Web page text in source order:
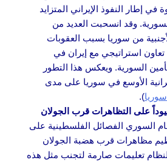
في إطار النفوذ الإيراني المتزايد
وقد انسحبت العديد من
من سوريا بسبب العقوبات
تعاون استراتيجي مع إيران في
السورية. ويعكس هذا التطور
الأوسع في سوريا على مدى
).
على التظاهرات قرب الجولان
السوري الفصائل الفلسطينية على
مظاهرات قرب هضبة الجولان
تعليمات صارمة لتجنب مثل هذه